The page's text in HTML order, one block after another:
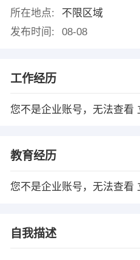
所在地点:
不限区域
发布时间:
08-08
工作经历
您不是企业账号，无法查看
教育经历
您不是企业账号，无法查看
自我描述